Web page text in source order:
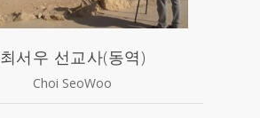
최서우 선교사(동역)
Choi SeoWoo